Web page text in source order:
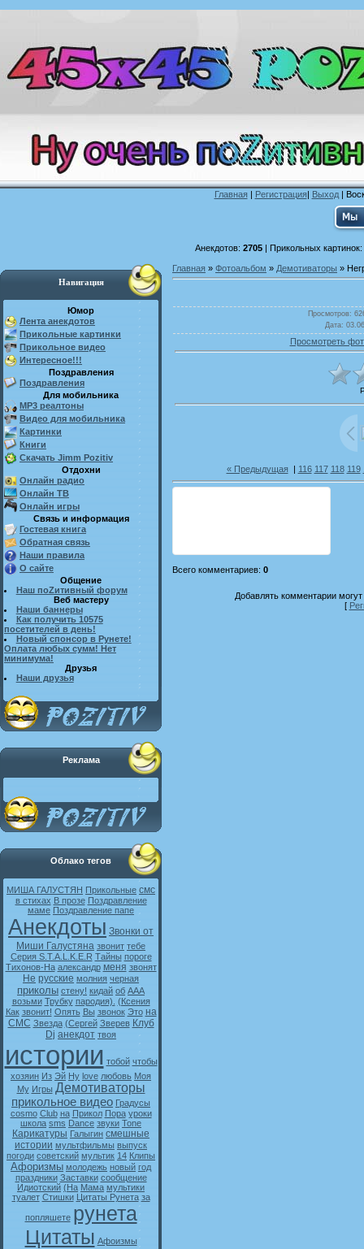
Главная| Регистрация| Выход|
Анекдотов: 2705| Прикольных картинок:
Навигация
Юмор
Лента анекдотов
Прикольные картинки
Прикольное видео
Интересное!!!
Поздравления
Поздравления
Для мобильника
MP3 реалтоны
Видео для мобильника
Картинки
Книги
Скачать Jimm Pozitiv
Отдохни
Онлайн радио
Онлайн ТВ
Онлайн игры
Связь и информация
Гостевая книга
Обратная связь
Наши правила
О сайте
Общение
Наш поZитивный форум
Веб мастеру
Наши баннеры
Как получить 10575
посетителей в день!
Новый спонсор в Рунете!
Оплата любых сумм! Нет
минимума!
Друзья
Наши друзья
Реклама
Облако тегов
МИША ГАЛУСТЯН Прикольные смс
в стихах В прозе Поздравление
маме Поздравление папе
Анекдоты Звонки от
Миши Галустяна звонит тебе
Серия S.T.A.L.K.E.R Тайны пороге
Тихонов-На александр меня звонят
Не русские молния черная
приколы стену! кидай об ААА
возьми Трубку пародия). (Ксения
Как звонит! Опять Вы звонок Это на
СМС Звезда (Сергей Зверев Клуб
Dj анекдот твоя
истории тобой чтобы
хозяин Из Эй Ну love любовь Моя
My Игры Демотиваторы
прикольное видео Градусы
cosmo Club на Прикол Пора уроки
школа sms Dance звуки Tone
Карикатуры Галыгин смешные
истории мультфильмы выпуск
погоди советский мультик 14 Клипы
Афоризмы молодежь новый год
праздники Заставки сообщение
Идиотский (На Мама мультики
туалет Стишки Цитаты Рунета за
попляшете рунета
Цитаты Афоизмы
Главная » Фотоальбом » Демотиваторы »
Просмотров:
Дата:
Просмотреть
« Предыдущая| 116 117 118 119
Всего комментариев: 0
Добавлять комментарии
[